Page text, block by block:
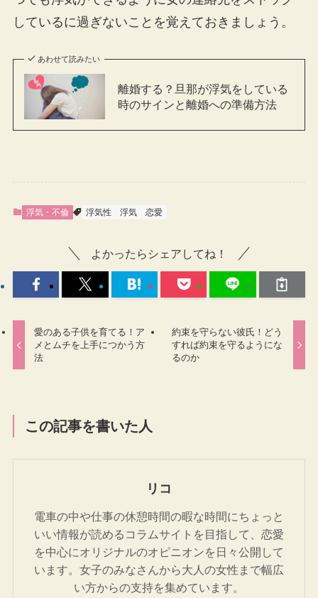
しているに過ぎないことを覚えておきましょう。
あわせて読みたい
離婚する？旦那が浮気をしている
時のサインと離婚への準備方法
浮気・不倫 浮気性 浮気 恋愛
よかったらシェアしてね！
愛のある子供を育てる！ア
メとムチを上手につかう方
法
約束を守らない彼氏！どう
すれば約束を守るようにな
るのか
この記事を書いた人
リコ
電車の中や仕事の休憩時間の暇な時間にちょっと
いい情報が読めるコラムサイトを目指して、恋愛
を中心にオリジナルのオピニオンを日々公開して
います。女子のみなさんから大人の女性まで幅広
い方からの支持を集めています。